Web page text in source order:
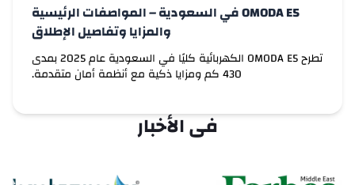
ميني
مورغان
أولدزموبيل
OMODA E5 في السعودية – المواصفات الرئيسية
والمزايا وتفاصيل الإطلاق
تطرح OMODA E5 الكهربائية كليًا في السعودية عام 2025 بمدى
430 كم ومزايا ذكية مع أنظمة أمان متقدمة.
فى الأخبار